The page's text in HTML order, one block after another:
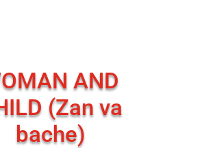
AND
(Zan va
bache)